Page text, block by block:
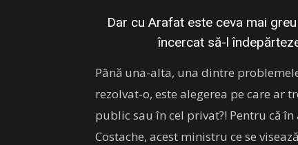
Dar cu Arafat este ceva mai
încercat să-l
Până una-alta, una dintre
rezolvat-o, este alegerea pe care ar
public sau în cel privat?! Pentru că
Costache, acest ministru ce se